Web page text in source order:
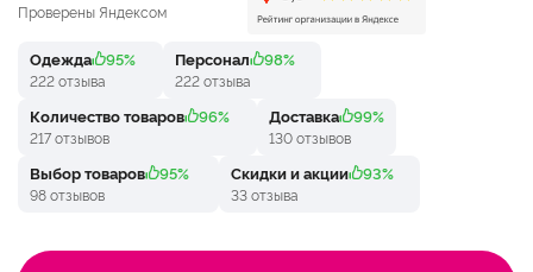
Проверены Яндексом
Одежда 95%
222 отзыва
Персонал 98%
222 отзыва
Количество товаров 96%
217 отзывов
Доставка 99%
130 отзывов
Выбор товаров 95%
98 отзывов
Скидки и акции 93%
33 отзыва